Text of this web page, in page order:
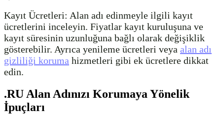
Kayıt Ücretleri: Alan adı edinmeyle ilgili kayıt
ücretlerini inceleyin. Fiyatlar kayıt kuruluşuna ve
kayıt süresinin uzunluğuna bağlı olarak değişiklik
gösterebilir. Ayrıca yenileme ücretleri veya alan adı
gizliliği koruma hizmetleri gibi ek ücretlere dikkat
edin.
.RU Alan Adınızı Korumaya Yönelik
İpuçları